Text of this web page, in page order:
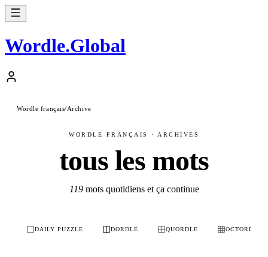
Wordle.Global
Wordle français/Archive
WORDLE FRANÇAIS · ARCHIVES
tous les mots
119mots quotidiens et ça continue
DAILY PUZZLE DORDLE QUORDLE OCTORDLE